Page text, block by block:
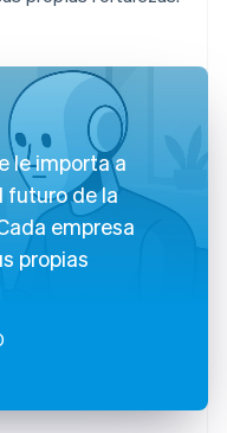
le importa a
futuro de la
empresa
propias